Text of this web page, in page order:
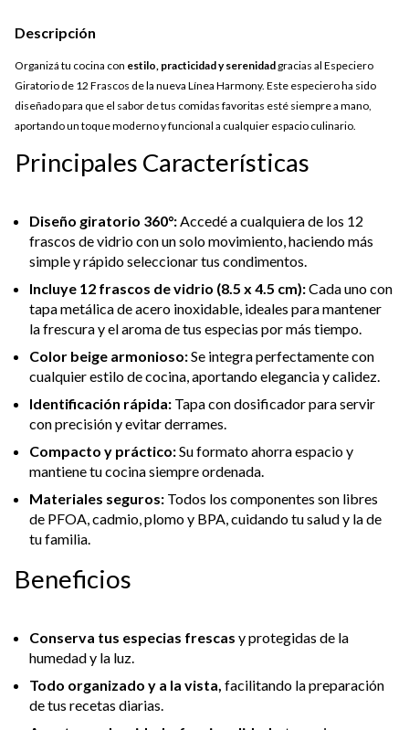
Descripción
Organizá tu cocina con estilo, practicidad y serenidad gracias al Especiero
Giratorio de 12 Frascos de la nueva Línea Harmony. Este especiero ha sido
diseñado para que el sabor de tus comidas favoritas esté siempre a mano,
aportando un toque moderno y funcional a cualquier espacio culinario.
Principales Características
Diseño giratorio 360°:Accedé a cualquiera de los 12
frascos de vidrio con un solo movimiento, haciendo más
simple y rápido seleccionar tus condimentos.
Incluye 12 frascos de vidrio (8.5 x 4.5 cm):Cada uno con
tapa metálica de acero inoxidable, ideales para mantener
la frescura y el aroma de tus especias por más tiempo.
Color beige armonioso:Se integra perfectamente con
cualquier estilo de cocina, aportando elegancia y calidez.
Identificación rápida: Tapa con dosificador para servir
con precisión y evitar derrames.
Compacto y práctico:Su formato ahorra espacio y
mantiene tu cocina siempre ordenada.
Materiales seguros: Todos los componentes son libres
de PFOA, cadmio, plomo y BPA, cuidando tu salud y la de
tu familia.
Beneficios
Conserva tus especias frescas y protegidas de la
humedad y la luz.
Todo organizado y a la vista, facilitando la preparación
de tus recetas diarias.